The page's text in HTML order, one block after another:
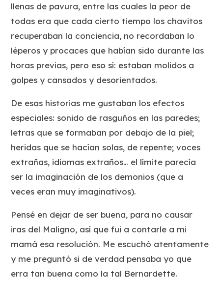
llenas de pavura, entre las cuales la peor de
todas era que cada cierto tiempo los chavitos
recuperaban la conciencia, no recordaban lo
léperos y procaces que habían sido durante las
horas previas, pero eso sí: estaban molidos a
golpes y cansados y desorientados.
De esas historias me gustaban los efectos
especiales: sonido de rasguños en las paredes;
letras que se formaban por debajo de la piel;
heridas que se hacían solas, de repente; voces
extrañas, idiomas extraños… el límite parecía
ser la imaginación de los demonios (que a
veces eran muy imaginativos).
Pensé en dejar de ser buena, para no causar
iras del Maligno, así que fui a contarle a mi
mamá esa resolución. Me escuchó atentamente
y me preguntó si de verdad pensaba yo que
erra tan buena como la tal Bernardette.